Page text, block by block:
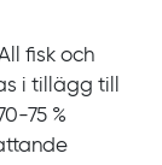
fisk och
i tillägg till
‍75 %